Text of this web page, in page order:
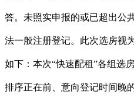
答。未照实申报的或已超出公
法一般注册登记。此次选房视
如下：本次“快速配租”各组选
排序正在前、意向登记时间晚